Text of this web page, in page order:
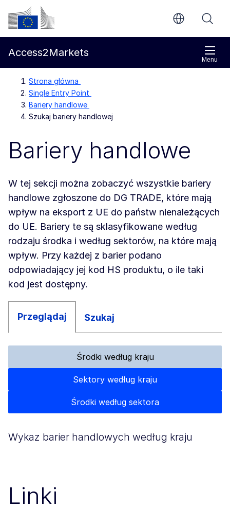
Przejdź do głównej treści
Komisja Europejska
Menu
Access2Markets
Strona główna
Single Entry Point
Bariery handlowe
Szukaj bariery handlowej
Bariery handlowe
W tej sekcji można zobaczyć wszystkie bariery
handlowe zgłoszone do DG TRADE, które mają
wpływ na eksport z UE do państw nienależących
do UE. Bariery te są sklasyfikowane według
rodzaju środka i według sektorów, na które mają
wpływ. Przy każdej z barier podano
odpowiadający jej kod HS produktu, o ile taki
kod jest dostępny.
Przeglądaj Szukaj
Środki według kraju
Sektory według kraju
Środki według sektora
Wykaz barier handlowych według kraju
Linki